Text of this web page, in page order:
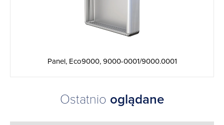
Panel, Eco9000, 9000-0001/9000.0001
Ostatnio oglądane